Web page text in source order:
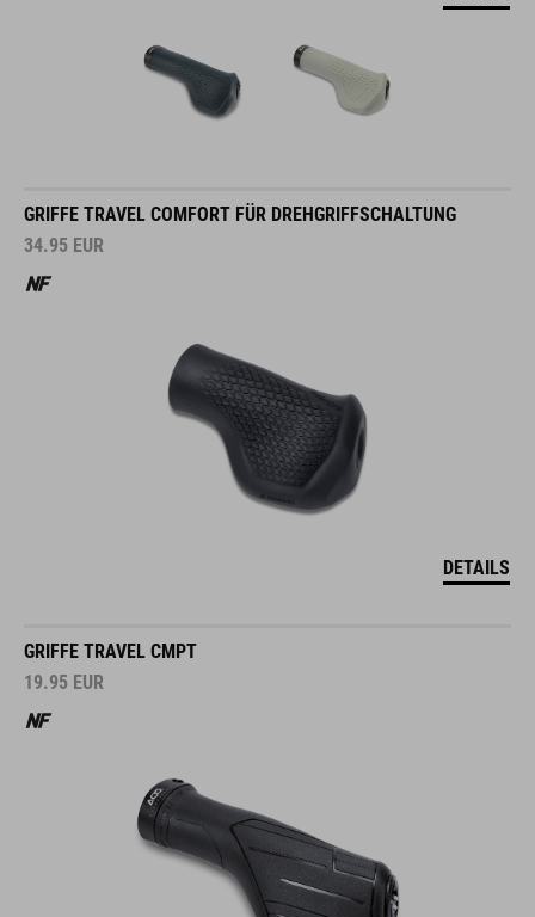
GRIFFE TRAVEL COMFORT FÜR DREHGRIFFSCHALTUNG
34.95 EUR
DETAILS
GRIFFE TRAVEL CMPT
19.95 EUR